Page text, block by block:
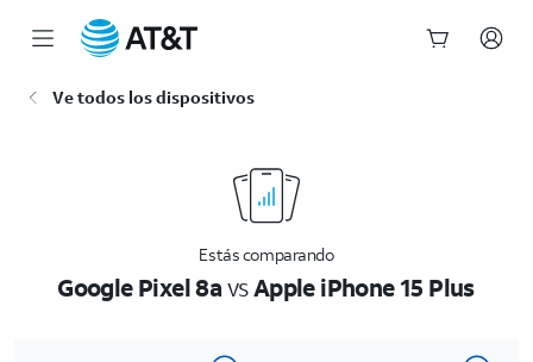
Ve todos los dispositivos
Estás comparando
Google Pixel 8avsApple iPhone 15 Plus